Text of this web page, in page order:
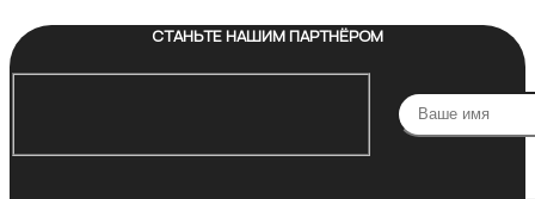
СТАНЬТЕ НАШИМ ПАРТНЁРОМ